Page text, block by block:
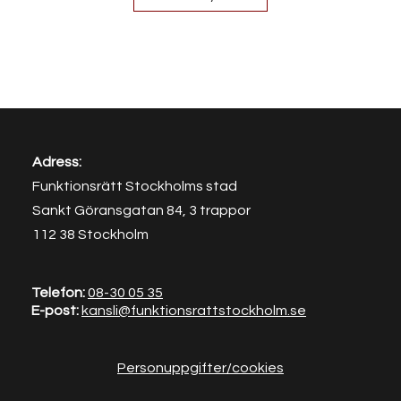
Adress:
Funktionsrätt Stockholms stad
Sankt Göransgatan 84, 3 trappor
112 38 Stockholm
Telefon:08-30 05 35
E-post: kansli@funktionsrattstockholm.se
Personuppgifter/cookies